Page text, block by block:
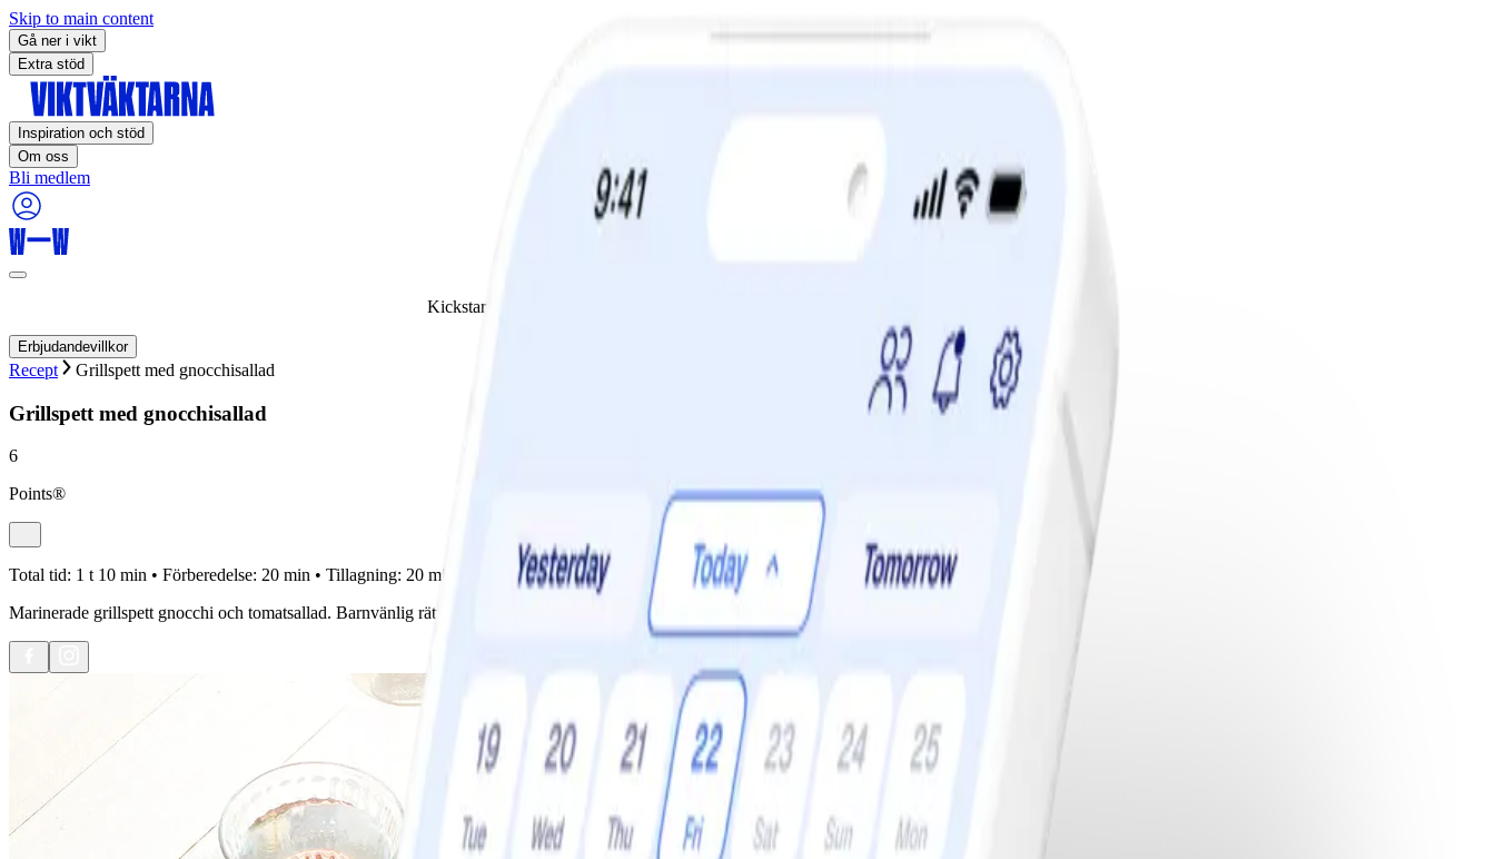
Skip to main content
Gå ner i vikt
Extra stöd
Inspiration och stöd
Om oss
Bli medlem
Kickstarta din viktminskningsresa nu! Spara 50% när du tecknar 12 månaders medlemskap.
Erbjudandevillkor
Recept Grillspett med gnocchisallad
Grillspett med gnocchisallad
6
Points®
Total tid: 1 t 10 min • Förberedelse: 20 min • Tillagning: 20 min • Portioner:4 •Svårighetsgrad:
Lätt
Marinerade grillspett gnocchi och tomatsallad. Barnvänlig rätt perfekt för en härlig sommarkväll.